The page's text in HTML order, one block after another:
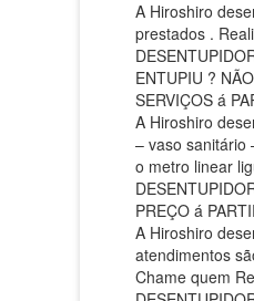
A Hiroshiro
prestados .
ENTUPIU ?
SERVIÇOS á
A Hiroshiro
– vaso sanitário
o metro linear
PREÇO á
A Hiroshiro
atendimentos
Chame quem